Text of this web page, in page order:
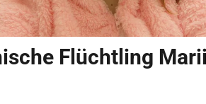
Flüchtling